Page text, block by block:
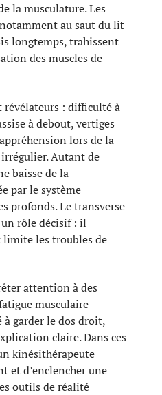
la musculature. Les
au saut du lit
longtemps, trahissent
des muscles de
: difficulté à
à debout, vertiges
lors de la
Autant de
baisse de la
par le système
profonds. Le transverse
rôle décisif : il
les troubles de
attention à des
musculaire
garder le dos droit,
claire. Dans ces
kinésithérapeute
et d’enclencher une
outils de réalité